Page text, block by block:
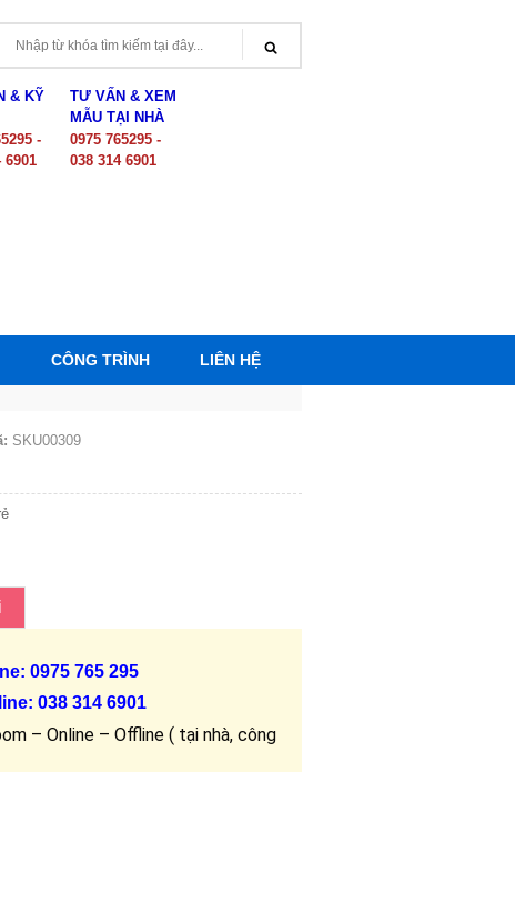
& KỸ
-
6901
TƯ VẤN & XEM
MẪU TẠI NHÀ
0975 765295 -
038 314 6901
CÔNG TRÌNH LIÊN HỆ
SKU00309
0975 765 295
038 314 6901
– Online – Offline ( tại nhà, công